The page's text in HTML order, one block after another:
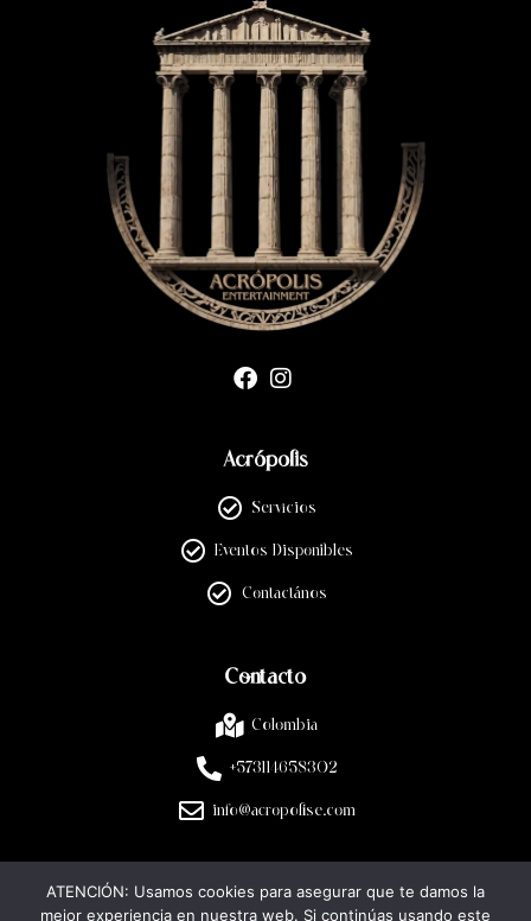
Acrópolis
Servicios
Eventos Disponibles
Contactános
Contacto
Colombia
+573114658302
info@acropolise.com
Legal
ATENCIÓN: Usamos cookies para asegurar que te damos la
mejor experiencia en nuestra web. Si continúas usando este